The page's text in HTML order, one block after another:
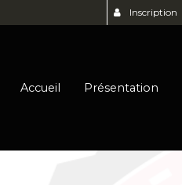
Accueil Présentation
Inscription